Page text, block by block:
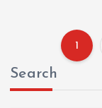
1
Search